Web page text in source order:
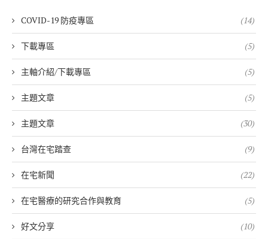
COVID-19 防疫專區 (14)
下載專區 (5)
主軸介紹/下載專區 (5)
主題文章 (5)
主題文章 (30)
台灣在宅踏查 (9)
在宅新聞 (22)
在宅醫療的研究合作與教育 (5)
好文分享 (10)